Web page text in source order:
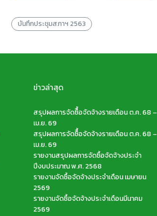
บันทึกประชุมสภาฯ 2563
ข่าวล่าสุด
สรุปผลการจัดซืื้อจัดจ้างรายเดือน ต.ค. 68 –
เม.ย. 69
สรุปผลการจัดซืื้อจัดจ้างรายเดือน ต.ค. 68 –
เม.ย. 69
รายงานสรุปผลการจัดซื้อจัดจ้างประจำ
ปีงบประมาณ พ.ศ. 2568
รายงานจัดซื้อจัดจ้างประจำเดือน เมษายน
2569
รายงานจัดซื้อจัดจ้างประจำเดือนมีนาคม
2569